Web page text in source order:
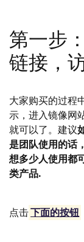
第一步
链接，
大家购买的过程
示，进入镜像网
就可以了。建议
是团队使用的话
想多少人使用都
类产品.
点击下面的按钮